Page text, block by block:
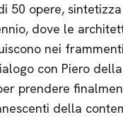
50 opere,
dove le
nei
con Piero
prendere
della